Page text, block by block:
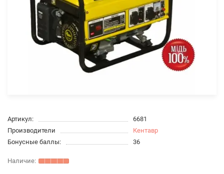
Артикул:
6681
Производители
Кентавр
Бонусные баллы:
36